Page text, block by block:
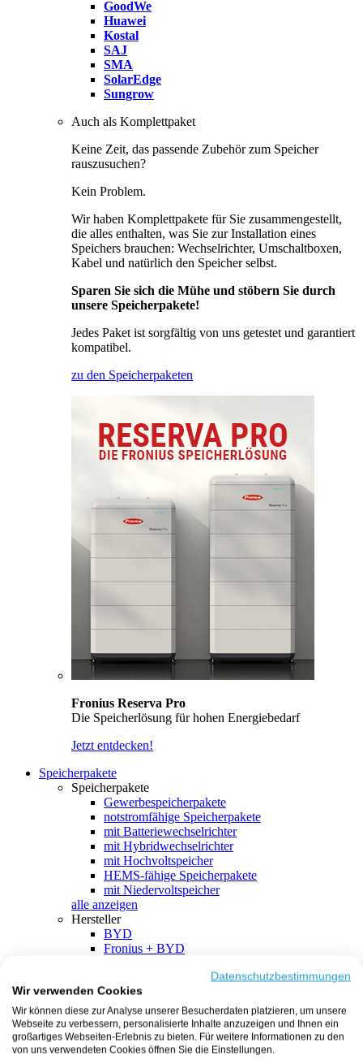
GoodWe
Huawei
Kostal
SAJ
SMA
SolarEdge
Sungrow
Auch als Komplettpaket
Keine Zeit, das passende Zubehör zum Speicher
rauszusuchen?
Kein Problem.
Wir haben Komplettpakete für Sie zusammengestellt,
die alles enthalten, was Sie zur Installation eines
Speichers brauchen: Wechselrichter, Umschaltboxen,
Kabel und natürlich den Speicher selbst.
Sparen Sie sich die Mühe und stöbern Sie durch
unsere Speicherpakete!
Jedes Paket ist sorgfältig von uns getestet und garantiert
kompatibel.
zu den Speicherpaketen
Fronius Reserva Pro
Die Speicherlösung für hohen Energiebedarf
Jetzt entdecken!
Speicherpakete
Speicherpakete
Gewerbespeicherpakete
notstromfähige Speicherpakete
mit Batteriewechselrichter
mit Hybridwechselrichter
mit Hochvoltspeicher
HEMS-fähige Speicherpakete
mit Niedervoltspeicher
alle anzeigen
Hersteller
BYD
Fronius + BYD
SMA + BYD
EcoFlow
EcoFlow + EcoFlow
FENECON
FENECON + FENECON
Datenschutzbestimmungen
Wir verwenden Cookies
Wir können diese zur Analyse unserer Besucherdaten platzieren, um unsere
Webseite zu verbessern, personalisierte Inhalte anzuzeigen und Ihnen ein
großartiges Webseiten-Erlebnis zu bieten. Für weitere Informationen zu den
von uns verwendeten Cookies öffnen Sie die Einstellungen.